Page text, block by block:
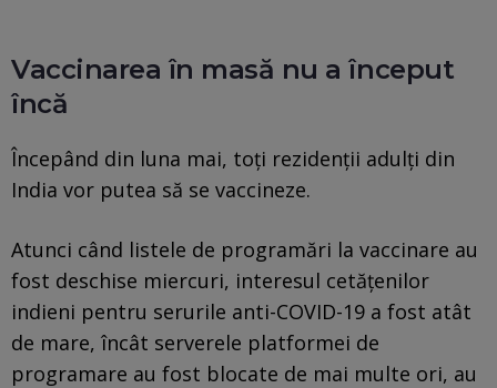
Vaccinarea în masă nu a început
încă
Începând din luna mai, toţi rezidenţii adulţi din
India vor putea să se vaccineze.
Atunci când listele de programări la vaccinare au
fost deschise miercuri, interesul cetăţenilor
indieni pentru serurile anti-COVID-19 a fost atât
de mare, încât serverele platformei de
programare au fost blocate de mai multe ori, au